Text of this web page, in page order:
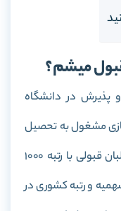
پذیرش در دانشگاه
مشغول به تحصیل
شوند. در ادامه لیست تعدادی از داوطلبان قبولی با رتبه 1000
رتبه در سهمیه و رتبه کشوری در